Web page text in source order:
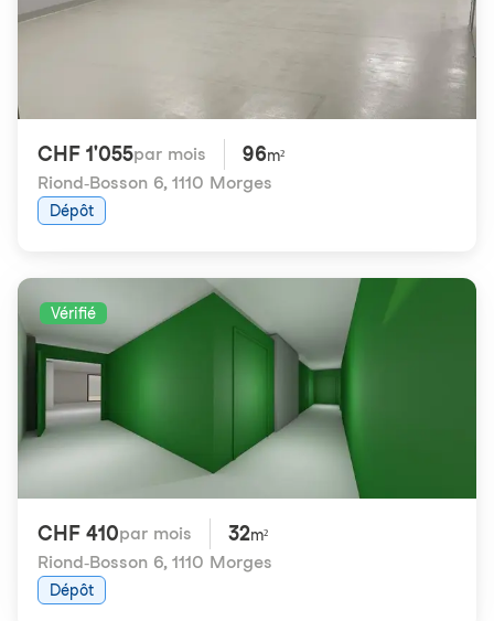
CHF 1'055par mois 96m²
Riond-Bosson 6, 1110 Morges
Dépôt
Vérifié
CHF 410par mois 32m²
Riond-Bosson 6, 1110 Morges
Dépôt